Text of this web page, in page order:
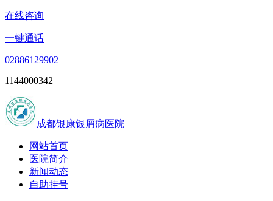
在线咨询
一键通话
02886129902
1144000342
成都银康银屑病医院
网站首页
医院简介
新闻动态
自助挂号